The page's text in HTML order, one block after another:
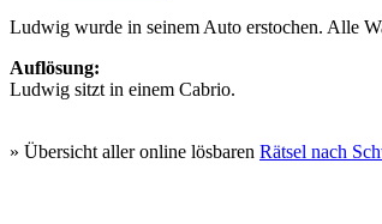
Ludwig wurde in seinem Auto erstochen. Alle
Auflösung:
Ludwig sitzt in einem Cabrio.
» Übersicht aller online lösbaren Rätsel nach